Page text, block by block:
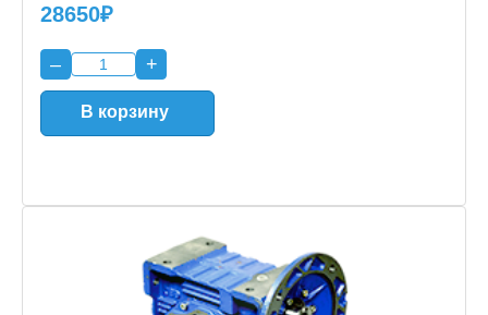
28650₽
– +
В корзину